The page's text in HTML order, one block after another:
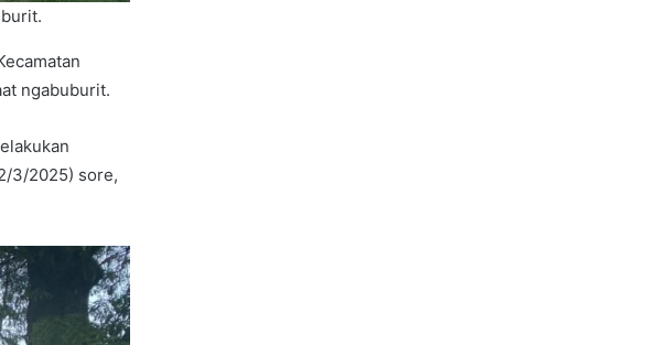
ngabuburit.
3/2025) sore,